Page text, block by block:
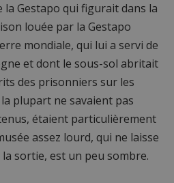
la Gestapo qui figurait dans la
louée par la Gestapo
mondiale, qui lui a servi de
et dont le sous-sol abritait
des prisonniers sur les
plupart ne savaient pas
étaient particulièrement
assez lourd, qui ne laisse
sortie, est un peu sombre.